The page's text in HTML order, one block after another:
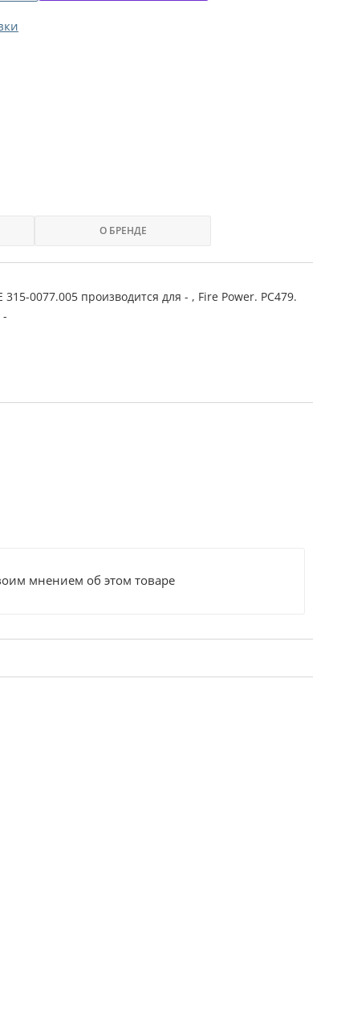
О БРЕНДЕ
0077.005 производится для - , Fire Power. PC479.
-
мнением об этом товаре